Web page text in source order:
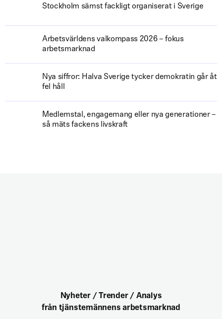
Stockholm sämst fackligt organiserat i Sverige
Arbetsvärldens valkompass 2026 – fokus
arbetsmarknad
Nya siffror: Halva Sverige tycker demokratin går åt
fel håll
Medlemstal, engagemang eller nya generationer –
så mäts fackens livskraft
Nyheter / Trender / Analys
från tjänstemännens arbetsmarknad